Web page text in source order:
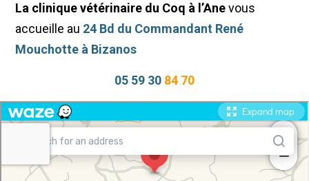
La clinique vétérinaire du Coq à l’Anevous
accueille au 24 Bd du Commandant René
Mouchotte à Bizanos
05 59 30 84 70